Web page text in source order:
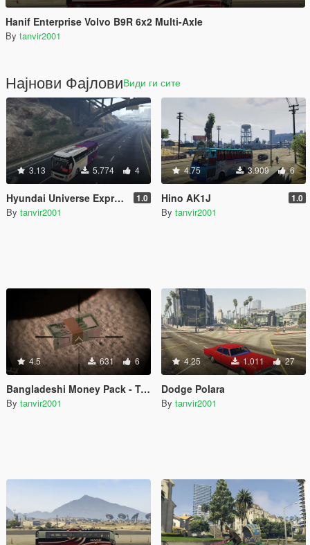
Hanif Enterprise Volvo B9R 6x2 Multi-Axle
By tanvir2001
Најнови ФајловиВиди ги сите
3.13 5.774 4
Hyundai Universe Express Noble Spoiler [Add-On / Replace | Wipers] 1.0
By tanvir2001
4.75 3.909 6
Hino AK1J 1.0
By tanvir2001
4.5 631 6
Bangladeshi Money Pack - Taka (৳)
By tanvir2001
4.25 1.011 27
Dodge Polara
By tanvir2001